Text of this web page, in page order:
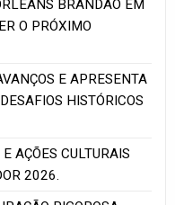
BRANDÃO EM
O PRÓXIMO
E APRESENTA
HISTÓRICOS
AÇÕES CULTURAIS
2026.